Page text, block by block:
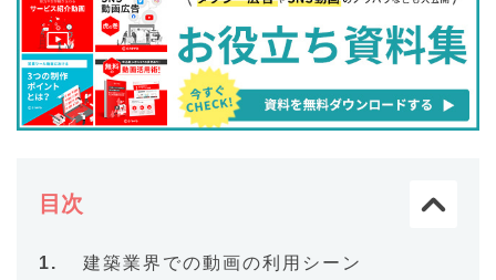
目次
建築業界での動画の利用シーン